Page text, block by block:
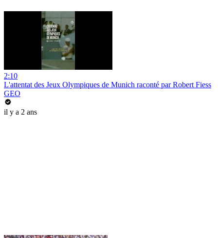
2:10
L'attentat des Jeux Olympiques de Munich raconté par Robert Fiess
GEO
il y a 2 ans